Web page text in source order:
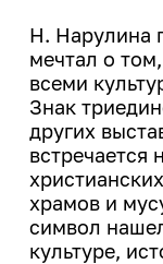
Н. Нарулина
мечтал о
всеми
Знак
других
встречается
храмов и
символ
культуре,